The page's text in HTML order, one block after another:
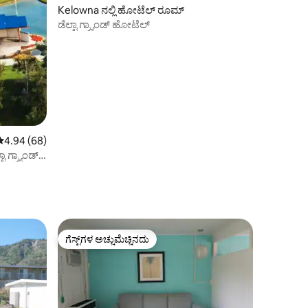
ರಲ್ಲಿ 4.94 ಸರಾಸರಿ ರೇಟಿಂಗ್, 68 ವಿಮರ್ಶೆಗಳು
4.94 (68)
ಗ್ರ್ಯಾಂಡ್
Kelowna ನಲ್ಲಿ ಹೋಟೆಲ್ ರೂಮ್
ಡೆಲ್ಟಾ ಗ್ರ್ಯಾಂಡ್ ಹೋಟೆಲ್
ಗೆಸ್ಟ್‌ಗಳ ಅಚ್ಚುಮೆಚ್ಚಿನದು
ಗೆಸ್ಟ್‌ಗಳ ಅಚ್ಚುಮೆಚ್ಚಿನದು